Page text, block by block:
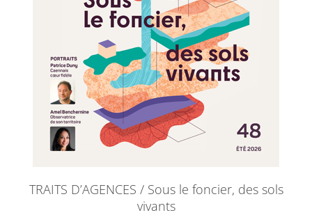
TRAITS D’AGENCES / Sous le foncier, des sols
vivants